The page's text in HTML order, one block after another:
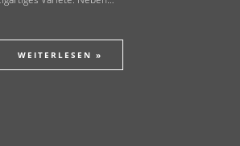
WEITERLESEN »